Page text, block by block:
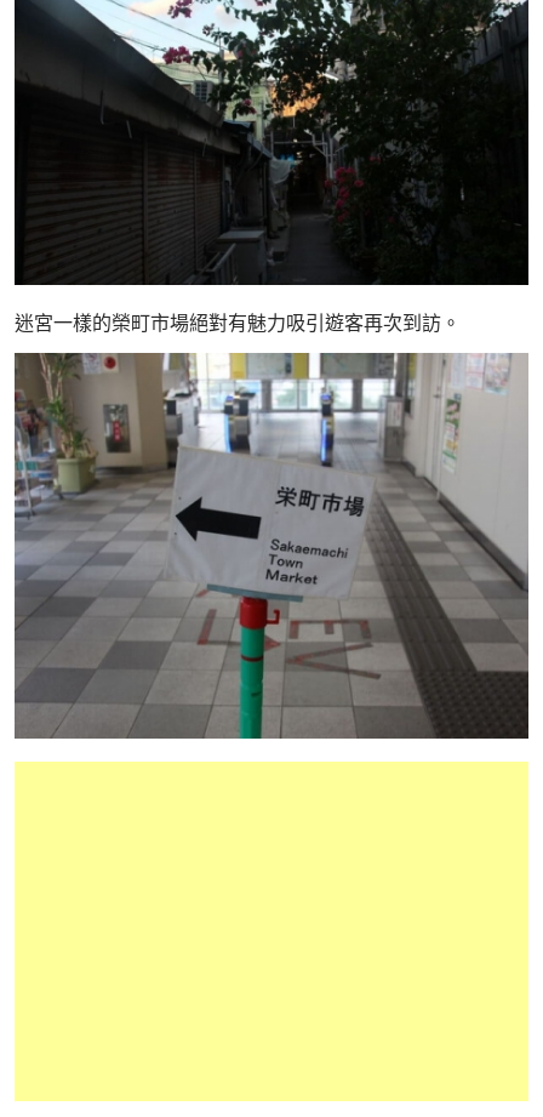
迷宮一樣的榮町市場絕對有魅力吸引遊客再次到訪。